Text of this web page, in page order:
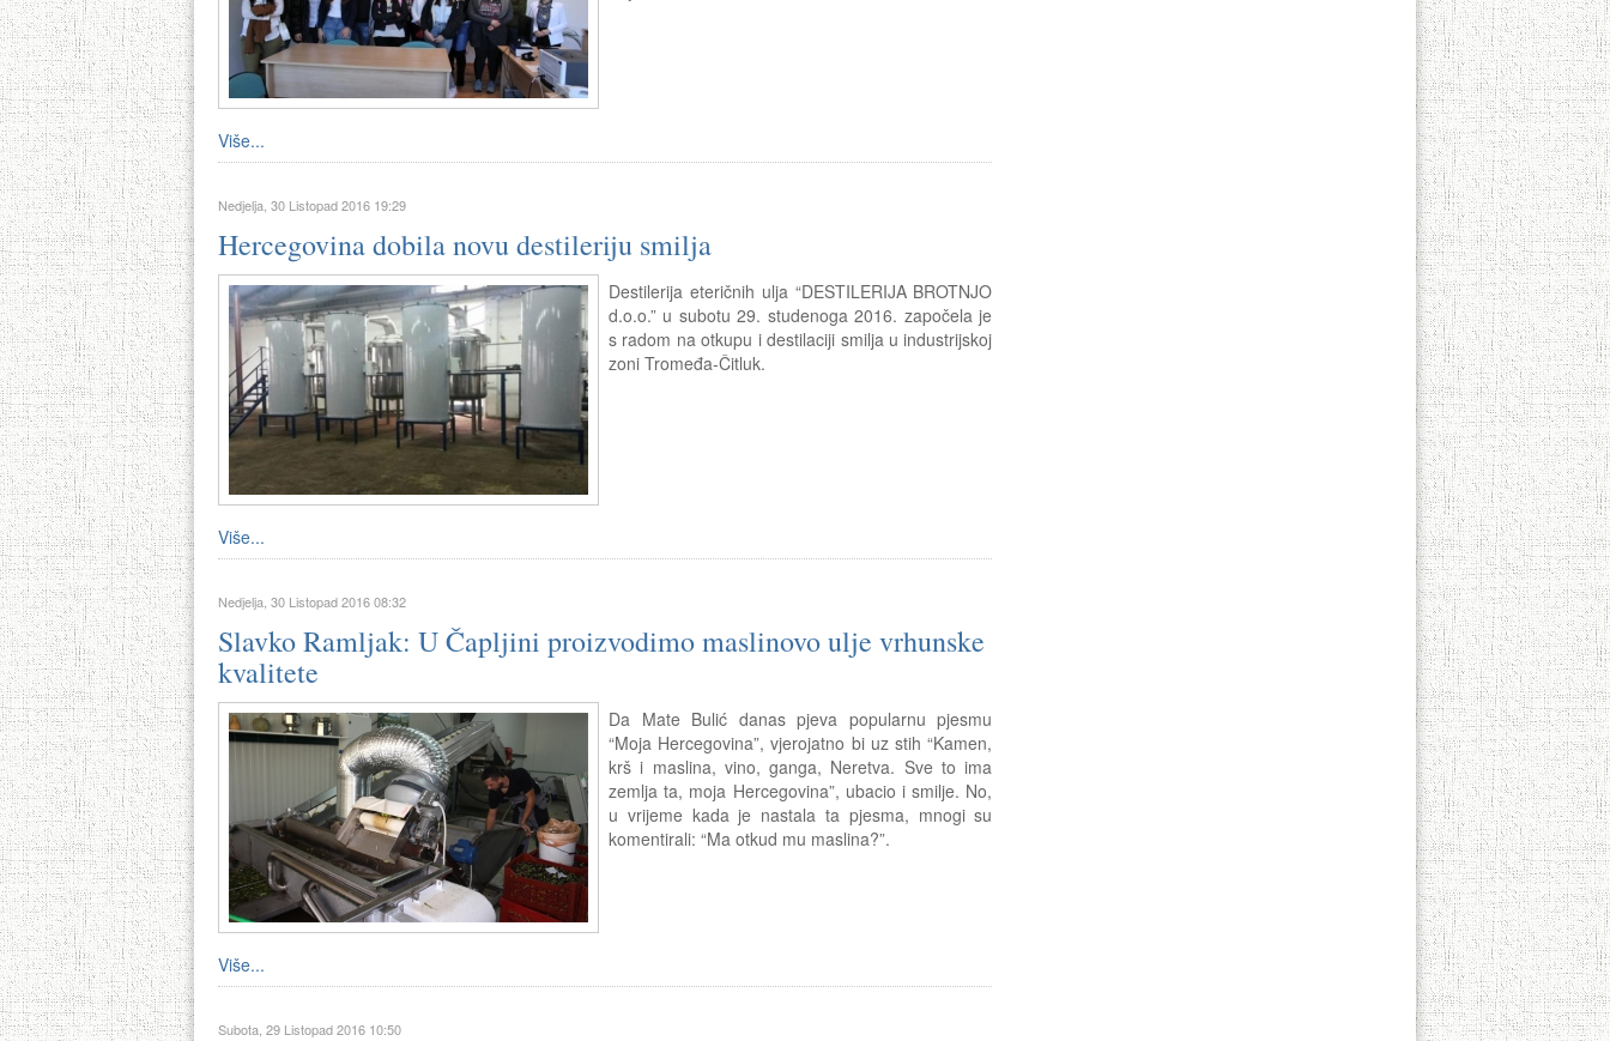
Više...
Nedjelja, 30 Listopad 2016 19:29
Hercegovina dobila novu destileriju smilja
Destilerija eteričnih ulja “DESTILERIJA BROTNJO
d.o.o.” u subotu 29. studenoga 2016. započela je
s radom na otkupu i destilaciji smilja u industrijskoj
zoni Tromeđa-Čitluk.
Više...
Nedjelja, 30 Listopad 2016 08:32
Slavko Ramljak: U Čapljini proizvodimo maslinovo ulje vrhunske
kvalitete
Da Mate Bulić danas pjeva popularnu pjesmu
“Moja Hercegovina”, vjerojatno bi uz stih “Kamen,
krš i maslina, vino, ganga, Neretva. Sve to ima
zemlja ta, moja Hercegovina”, ubacio i smilje. No,
u vrijeme kada je nastala ta pjesma, mnogi su
komentirali: “Ma otkud mu maslina?”.
Više...
Subota, 29 Listopad 2016 10:50